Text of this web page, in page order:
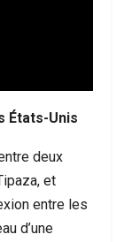
États-Unis
deux
et
entre les
d’une